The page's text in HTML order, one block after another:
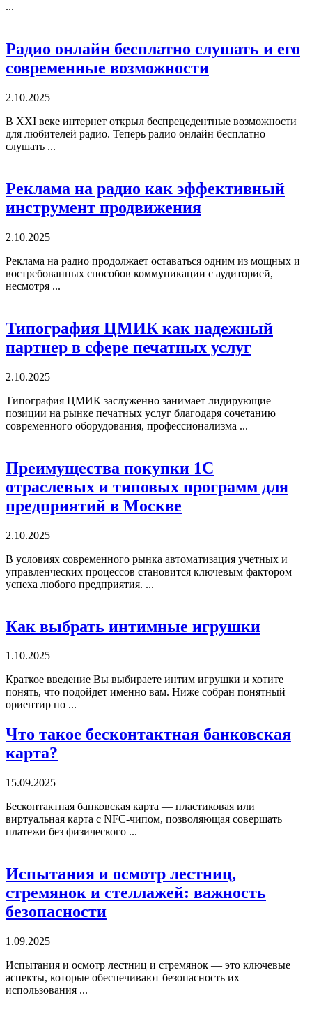
...
Радио онлайн бесплатно слушать и его
современные возможности
2.10.2025
В XXI веке интернет открыл беспрецедентные возможности
для любителей радио. Теперь радио онлайн бесплатно
слушать ...
Реклама на радио как эффективный
инструмент продвижения
2.10.2025
Реклама на радио продолжает оставаться одним из мощных и
востребованных способов коммуникации с аудиторией,
несмотря ...
Типография ЦМИК как надежный
партнер в сфере печатных услуг
2.10.2025
Типография ЦМИК заслуженно занимает лидирующие
позиции на рынке печатных услуг благодаря сочетанию
современного оборудования, профессионализма ...
Преимущества покупки 1С
отраслевых и типовых программ для
предприятий в Москве
2.10.2025
В условиях современного рынка автоматизация учетных и
управленческих процессов становится ключевым фактором
успеха любого предприятия. ...
Как выбрать интимные игрушки
1.10.2025
Краткое введение Вы выбираете интим игрушки и хотите
понять, что подойдет именно вам. Ниже собран понятный
ориентир по ...
Что такое бесконтактная банковская
карта?
15.09.2025
Бесконтактная банковская карта — пластиковая или
виртуальная карта с NFC‑чипом, позволяющая совершать
платежи без физического ...
Испытания и осмотр лестниц,
стремянок и стеллажей: важность
безопасности
1.09.2025
Испытания и осмотр лестниц и стремянок — это ключевые
аспекты, которые обеспечивают безопасность их
использования ...